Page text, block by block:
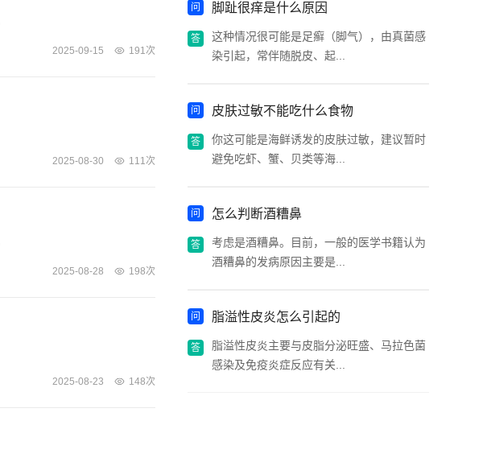
2025-09-15 191次
2025-08-30 111次
2025-08-28 198次
2025-08-23 148次
脚趾很痒是什么原因
这种情况很可能是足癣（脚气），由真菌感
染引起，常伴随脱皮、起...
皮肤过敏不能吃什么食物
你这可能是海鲜诱发的皮肤过敏，建议暂时
避免吃虾、蟹、贝类等海...
怎么判断酒糟鼻
考虑是酒糟鼻。目前，一般的医学书籍认为
酒糟鼻的发病原因主要是...
脂溢性皮炎怎么引起的
脂溢性皮炎主要与皮脂分泌旺盛、马拉色菌
感染及免疫炎症反应有关...